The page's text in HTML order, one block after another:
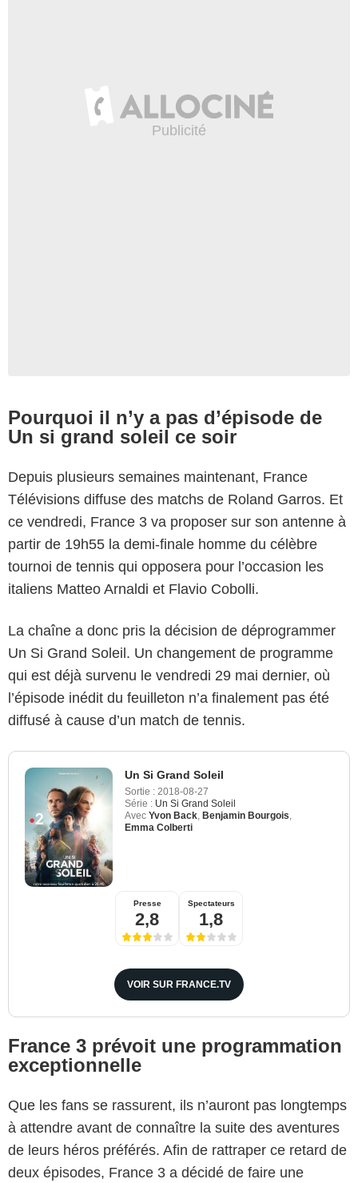
Pourquoi il n’y a pas d’épisode de
Un si grand soleil ce soir
Depuis plusieurs semaines maintenant, France
Télévisions diffuse des matchs de Roland Garros. Et
ce vendredi, France 3 va proposer sur son antenne à
partir de 19h55 la demi-finale homme du célèbre
tournoi de tennis qui opposera pour l’occasion les
italiens Matteo Arnaldi et Flavio Cobolli.
La chaîne a donc pris la décision de déprogrammer
Un Si Grand Soleil. Un changement de programme
qui est déjà survenu le vendredi 29 mai dernier, où
l’épisode inédit du feuilleton n’a finalement pas été
diffusé à cause d’un match de tennis.
Un Si Grand Soleil
Sortie : 2018-08-27
Série : Un Si Grand Soleil
Avec Yvon Back Benjamin Bourgois
Emma Colberti
Presse
2,8
Spectateurs
1,8
VOIR SUR FRANCE.TV
France 3 prévoit une programmation
exceptionnelle
Que les fans se rassurent, ils n’auront pas longtemps
à attendre avant de connaître la suite des aventures
de leurs héros préférés. Afin de rattraper ce retard de
deux épisodes, France 3 a décidé de faire une